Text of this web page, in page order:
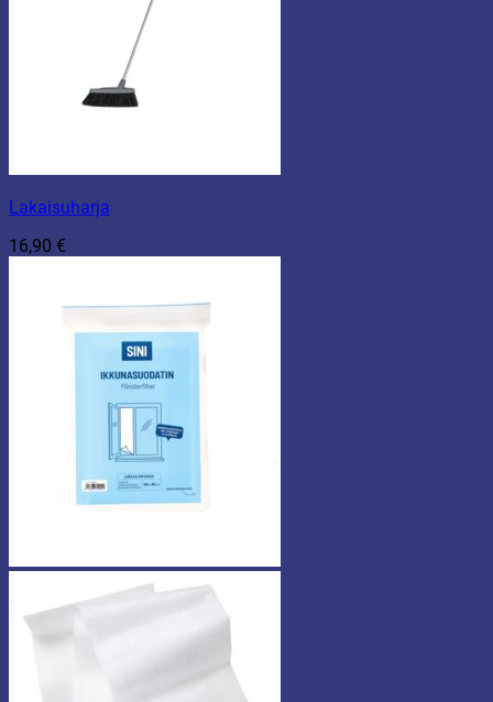
Lakaisuharja
16,90 €